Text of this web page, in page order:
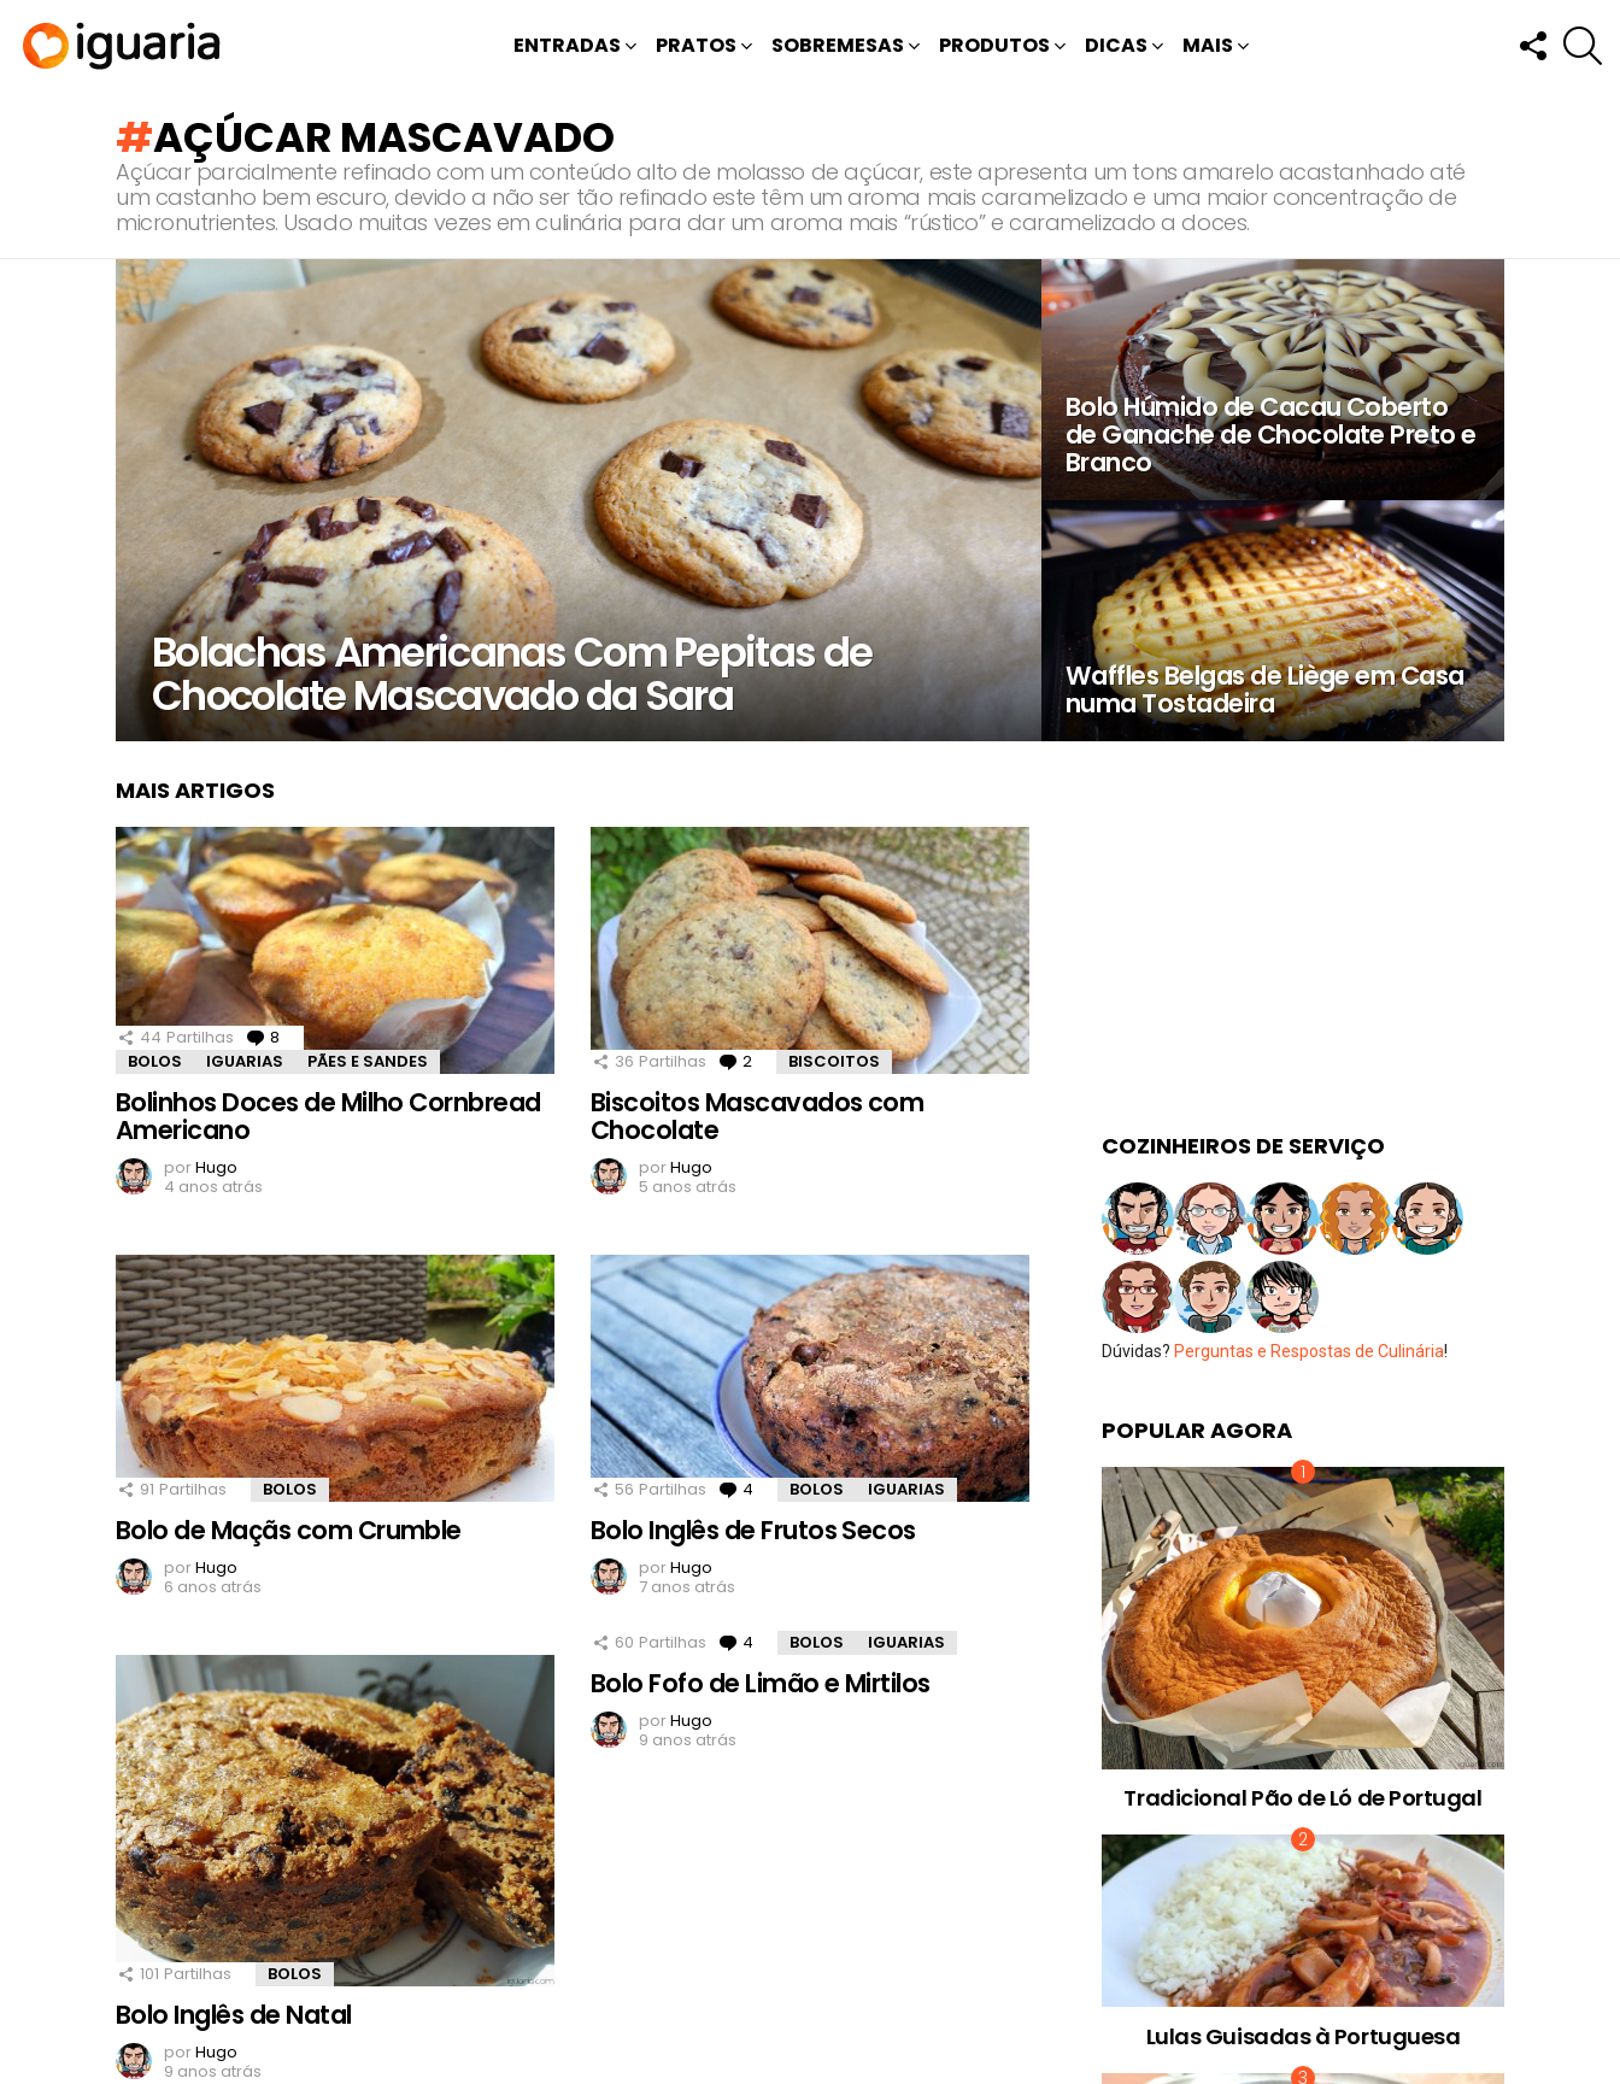
ENTRADAS PRATOS SOBREMESAS PRODUTOS DICAS MAIS
FOLLOW
US
AÇÚCAR MASCAVADO
Açúcar parcialmente refinado com um conteúdo alto de molasso de açúcar, este apresenta um tons amarelo acastanhado até
um castanho bem escuro, devido a não ser tão refinado este têm um aroma mais caramelizado e uma maior concentração de
micronutrientes. Usado muitas vezes em culinária para dar um aroma mais “rústico” e caramelizado a doces.
RECOMENDADOS
Bolachas Americanas Com Pepitas de
Chocolate Mascavado da Sara
Bolo Húmido de Cacau Coberto
de Ganache de Chocolate Preto e
Branco
Waffles Belgas de Liège em Casa
numa Tostadeira
MAIS ARTIGOS
44 Partilhas 8
Comentários
BOLOS
IGUARIAS PÃES E SANDES
Bolinhos Doces de Milho Cornbread
Americano
porHugo
4 anos atrás
36 Partilhas 2 Comentários
BISCOITOS
Biscoitos Mascavados com
Chocolate
porHugo
5 anos atrás
91 Partilhas BOLOS
Bolo de Maçãs com Crumble
porHugo
6 anos atrás
56 Partilhas 4 Comentários
BOLOS IGUARIAS
Bolo Inglês de Frutos Secos
porHugo
7 anos atrás
101 Partilhas BOLOS
Bolo Inglês de Natal
porHugo
9 anos atrás
60 Partilhas 4 Comentários
BOLOS IGUARIAS
Bolo Fofo de Limão e Mirtilos
porHugo
9 anos atrás
COZINHEIROS DE SERVIÇO
Dúvidas? Perguntas e Respostas de Culinária!
POPULAR AGORA
Tradicional Pão de Ló de Portugal
Lulas Guisadas à Portuguesa